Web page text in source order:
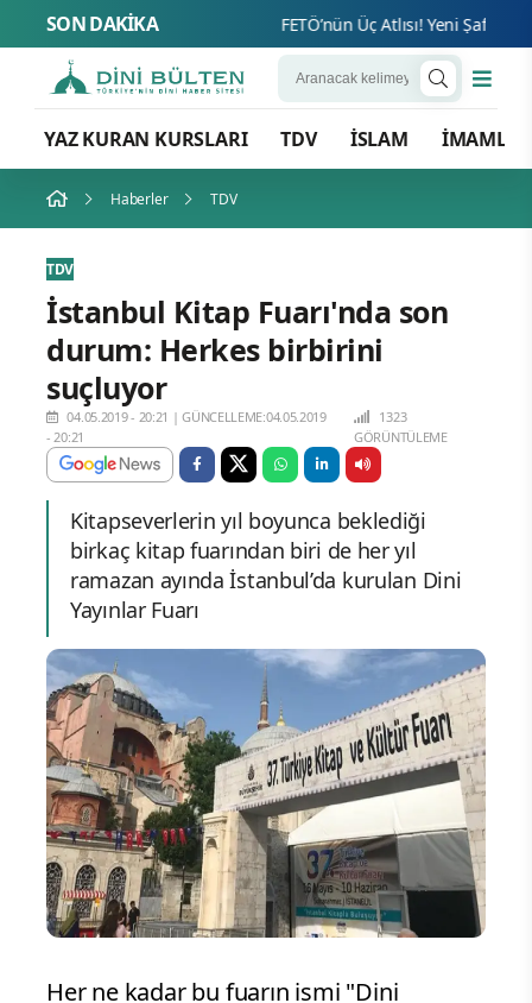
SON DAKİKA FETÖ’nün Üç Atlısı! Yeni Şafak’ın
YAZ KURAN KURSLARI TDV İSLAM İMAMLAR
Haberler TDV
TDV
İstanbul Kitap Fuarı'nda son
durum: Herkes birbirini
suçluyor
04.05.2019 - 20:21 |GÜNCELLEME:04.05.2019
- 20:21
1323
GÖRÜNTÜLEME
Kitapseverlerin yıl boyunca beklediği
birkaç kitap fuarından biri de her yıl
ramazan ayında İstanbul’da kurulan Dini
Yayınlar Fuarı
Her ne kadar bu fuarın ismi "Dini